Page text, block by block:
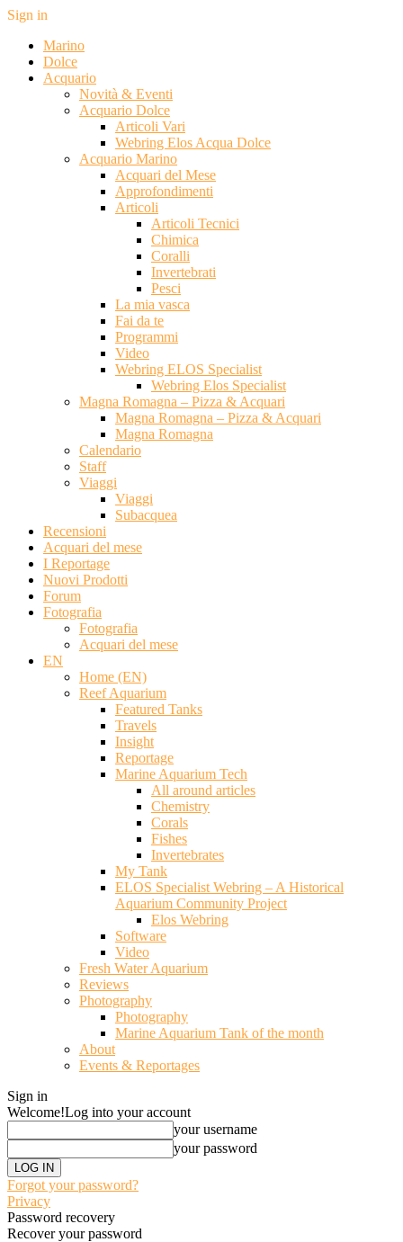
Sign in
Marino
Dolce
Acquario
Novità & Eventi
Acquario Dolce
Articoli Vari
Webring Elos Acqua Dolce
Acquario Marino
Acquari del Mese
Approfondimenti
Articoli
Articoli Tecnici
Chimica
Coralli
Invertebrati
Pesci
La mia vasca
Fai da te
Programmi
Video
Webring ELOS Specialist
Webring Elos Specialist
Magna Romagna – Pizza & Acquari
Magna Romagna – Pizza & Acquari
Magna Romagna
Calendario
Staff
Viaggi
Viaggi
Subacquea
Recensioni
Acquari del mese
I Reportage
Nuovi Prodotti
Forum
Fotografia
Fotografia
Acquari del mese
EN
Home (EN)
Reef Aquarium
Featured Tanks
Travels
Insight
Reportage
Marine Aquarium Tech
All around articles
Chemistry
Corals
Fishes
Invertebrates
My Tank
ELOS Specialist Webring – A Historical
Aquarium Community Project
Elos Webring
Software
Video
Fresh Water Aquarium
Reviews
Photography
Photography
Marine Aquarium Tank of the month
About
Events & Reportages
Sign in
Welcome!Log into your account
your username
your password
Forgot your password?
Privacy
Password recovery
Recover your password